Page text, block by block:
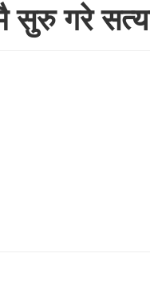
सुरु गरे